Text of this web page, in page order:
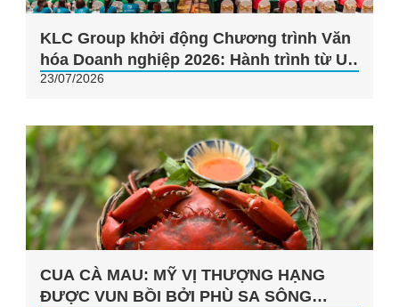
KLC Group khởi động Chương trình Văn
hóa Doanh nghiệp 2026: Hành trình từ Uy
tín, Thành công đến Thịnh vượng
23/07/2026
CUA CÀ MAU: MỸ VỊ THƯỢNG HẠNG
ĐƯỢC VUN BỒI BỞI PHÙ SA SÔNG